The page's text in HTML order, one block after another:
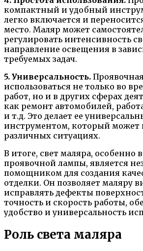
компактный и удобный
легко включается и
место. Маляр может
регулировать интенсивность
направление освещения в
требуемых задач.
5. Универсальность.
использоваться не только во
работ, но и в других сферах
как ремонт автомобилей,
и т.д. Это делает ее
инструментом, который может
различных ситуациях.
В итоге, свет маляра, особенно
проявочной лампы, является
помощником для создания
отделки. Он позволяет маляру
исправлять дефекты
точность и скорость работы,
удобство и универсальность
Роль света маляра